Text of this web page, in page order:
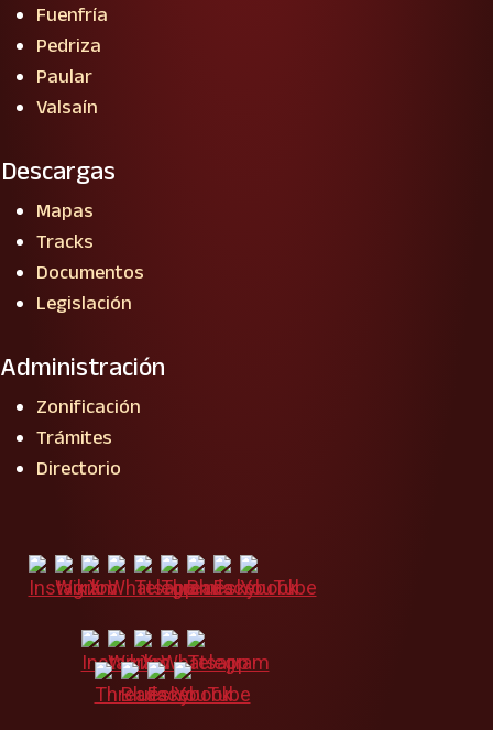
Fuenfría
Pedriza
Paular
Valsaín
Descargas
Mapas
Tracks
Documentos
Legislación
Administración
Zonificación
Trámites
Directorio